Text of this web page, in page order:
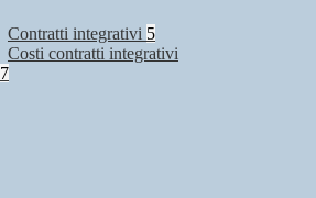
Contratti integrativi 5
Costi contratti integrativi
7